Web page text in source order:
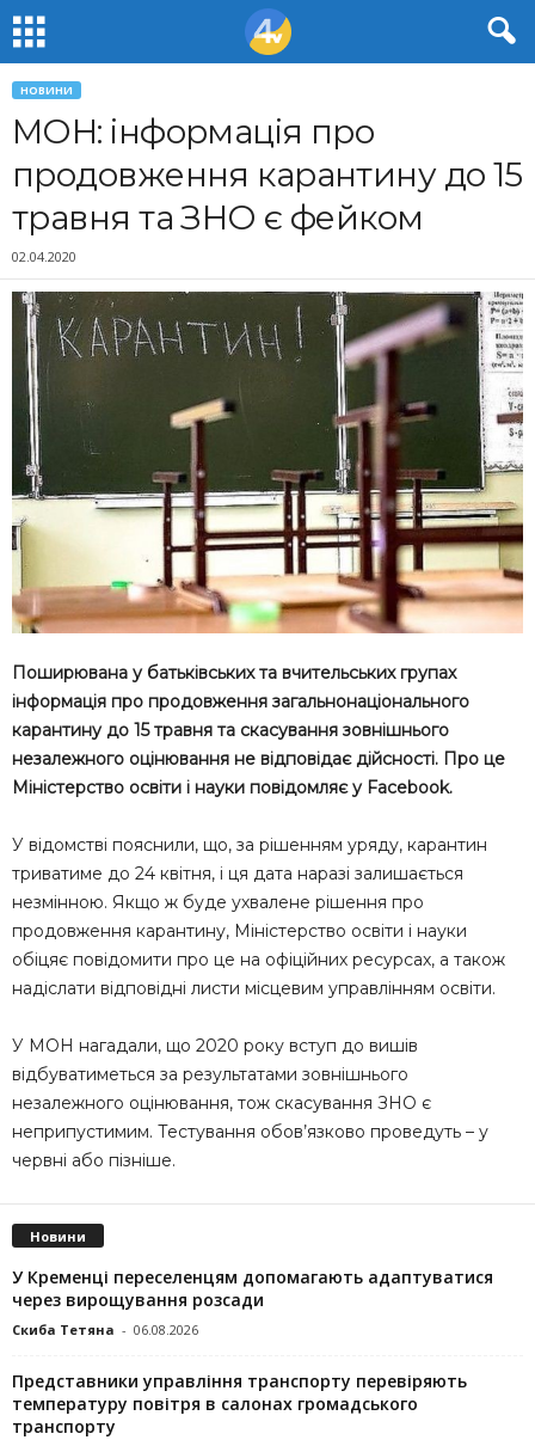
НОВИНИ
МОН: інформація про
продовження карантину до 15
травня та ЗНО є фейком
02.04.2020
Поширювана у батьківських та вчительських групах
інформація про продовження загальнонаціонального
карантину до 15 травня та скасування зовнішнього
незалежного оцінювання не відповідає дійсності. Про це
Міністерство освіти і науки повідомляє у Facebook.
У відомстві пояснили, що, за рішенням уряду, карантин
триватиме до 24 квітня, і ця дата наразі залишається
незмінною. Якщо ж буде ухвалене рішення про
продовження карантину, Міністерство освіти і науки
обіцяє повідомити про це на офіційних ресурсах, а також
надіслати відповідні листи місцевим управлінням освіти.
У МОН нагадали, що 2020 року вступ до вишів
відбуватиметься за результатами зовнішнього
незалежного оцінювання, тож скасування ЗНО є
неприпустимим. Тестування обов’язково проведуть – у
червні або пізніше.
Новини
У Кременці переселенцям допомагають адаптуватися
через вирощування розсади
Скиба Тетяна - 06.08.2026
Представники управління транспорту перевіряють
температуру повітря в салонах громадського
транспорту